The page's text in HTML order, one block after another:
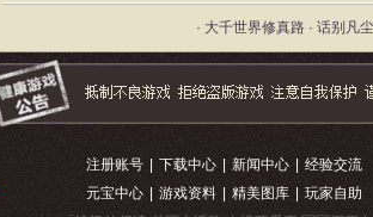
· 大千世界修真路 · 话别凡
注册账号 下载中心 新闻中心
经验交流
元宝中心
游戏资料 精美图库
玩家自助